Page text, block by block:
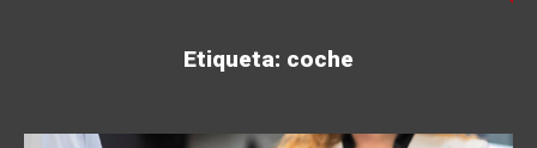
Etiqueta: coche